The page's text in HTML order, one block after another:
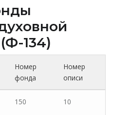
134)
Номер
фонда
Номер
описи
150 10